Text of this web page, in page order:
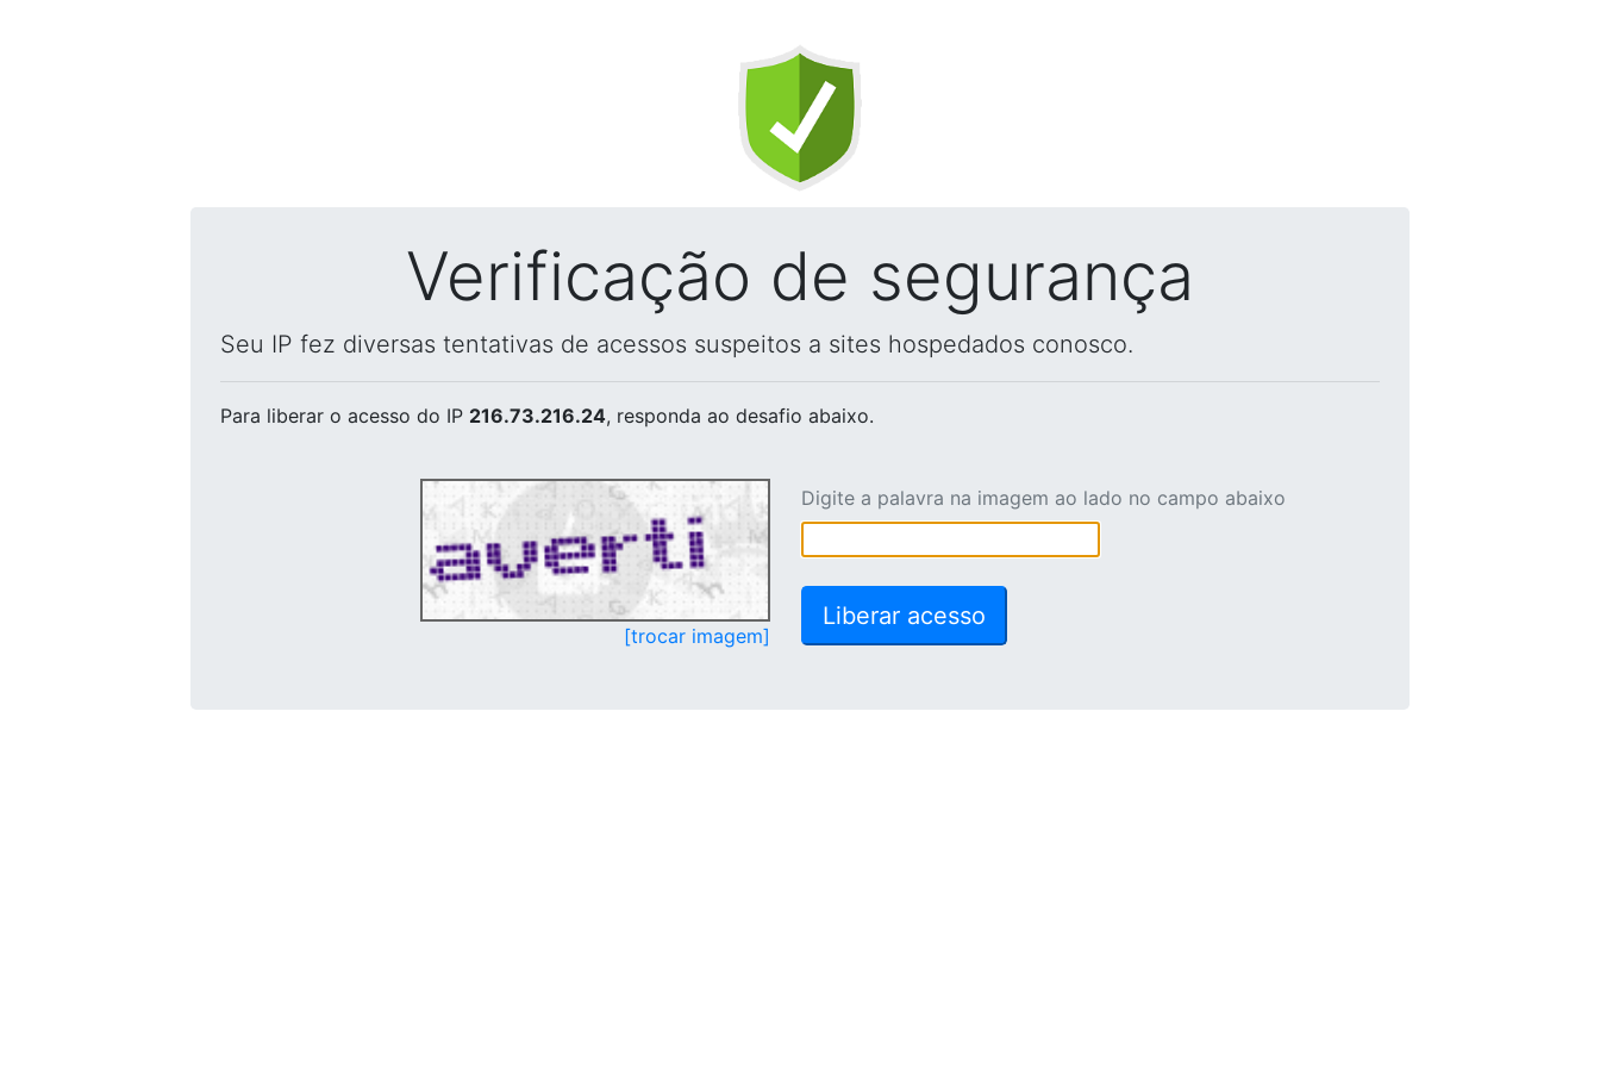
Verificação de segurança
Seu IP fez diversas tentativas de acessos suspeitos a sites hospedados conosco.
Para liberar o acesso do IP 216.73.216.24, responda ao desafio abaixo.
[trocar imagem]
Digite a palavra na imagem ao lado no campo abaixo